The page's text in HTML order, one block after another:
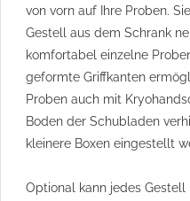
von vorn auf Ihre Proben.
Gestell aus dem Schrank
komfortabel einzelne
geformte Griffkanten
Proben auch mit
Boden der Schubladen
kleinere Boxen eingestellt
Optional kann jedes